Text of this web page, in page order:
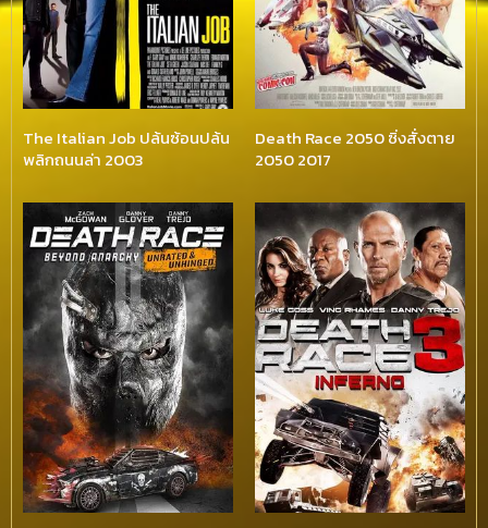
The Italian Job ปล้นซ้อนปล้น
พลิกถนนล่า 2003
Death Race 2050 ซิ่งสั่งตาย
2050 2017